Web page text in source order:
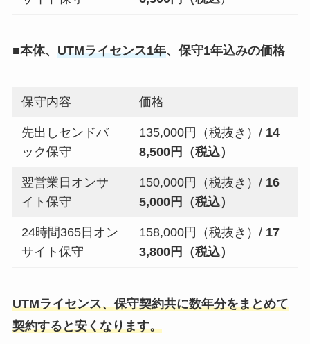
■本体、 UTMライセンス1年、保守1年込みの価格
保守内容 価格
先出しセンドバ
ック保守
135,000円（税抜き）/ 14
8,500円（税込）
翌営業日オンサ
イト保守
150,000円（税抜き）/ 16
5,000円（税込）
24時間365日オン
サイト保守
158,000円（税抜き）/ 17
3,800円（税込）
UTMライセンス、保守契約共に数年分をまとめて
契約すると安くなります。